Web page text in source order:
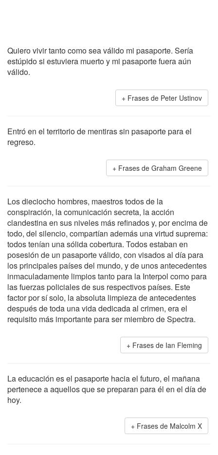
Quiero vivir tanto como sea válido mi pasaporte. Sería
estúpido si estuviera muerto y mi pasaporte fuera aún
válido.
Frases de Peter Ustinov
Entró en el territorio de mentiras sin pasaporte para el
regreso.
Frases de Graham Greene
Los dieciocho hombres, maestros todos de la
conspiración, la comunicación secreta, la acción
clandestina en sus niveles más refinados y, por encima de
todo, del silencio, compartían además una virtud suprema:
todos tenían una sólida cobertura. Todos estaban en
posesión de un pasaporte válido, con visados al día para
los principales países del mundo, y de unos antecedentes
inmaculadamente limpios tanto para la Interpol como para
las fuerzas policiales de sus respectivos países. Este
factor por sí solo, la absoluta limpieza de antecedentes
después de toda una vida dedicada al crimen, era el
requisito más importante para ser miembro de Spectra.
Frases de Ian Fleming
La educación es el pasaporte hacia el futuro, el mañana
pertenece a aquellos que se preparan para él en el día de
hoy.
Frases de Malcolm X